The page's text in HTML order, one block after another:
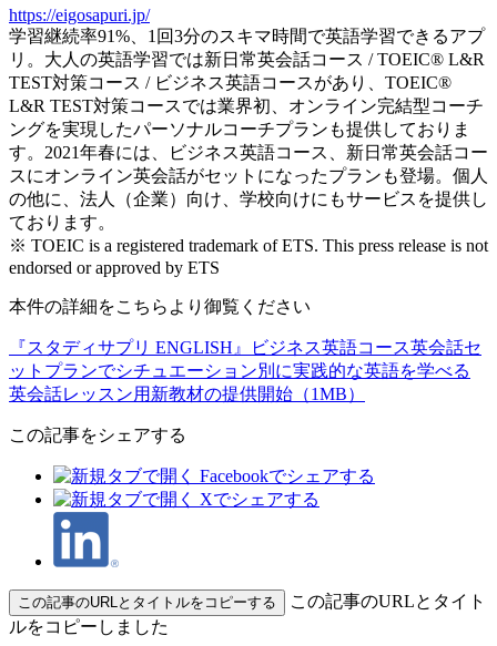
https://eigosapuri.jp/
学習継続率91%、1回3分のスキマ時間で英語学習できるアプ
リ。大人の英語学習では新日常英会話コース / TOEIC® L&R
TEST対策コース / ビジネス英語コースがあり、TOEIC®︎
L&R TEST対策コースでは業界初、オンライン完結型コーチ
ングを実現したパーソナルコーチプランも提供しておりま
す。2021年春には、ビジネス英語コース、新日常英会話コー
スにオンライン英会話がセットになったプランも登場。個人
の他に、法人（企業）向け、学校向けにもサービスを提供し
ております。
※ TOEIC is a registered trademark of ETS. This press release is not
endorsed or approved by ETS
本件の詳細をこちらより御覧ください
『スタディサプリ ENGLISH』ビジネス英語コース英会話セ
ットプランでシチュエーション別に実践的な英語を学べる
英会話レッスン用新教材の提供開始（1MB）
この記事をシェアする
この記事のURLとタイトルをコピーする
この記事のURLとタイト
ルをコピーしました